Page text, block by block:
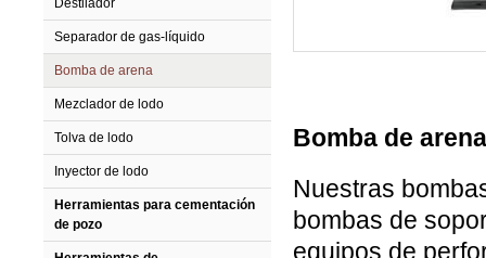
Destilador
Separador de gas-líquido
Bomba de arena
Mezclador de lodo
Tolva de lodo
Inyector de lodo
Herramientas para cementación
de pozo
Bomba de arena
Nuestras
bombas de
equipos de